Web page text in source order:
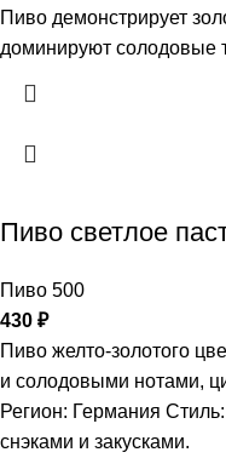
Пиво демонстрирует
доминируют солодовые
Пиво светлое
Пиво 500
430 ₽
Пиво желто-золотого
и солодовыми нотами,
Регион: Германия
снэками и закусками.